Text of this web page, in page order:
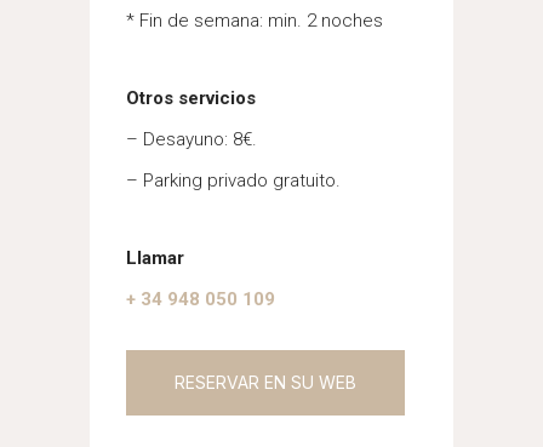
* Fin de semana: min. 2 noches
Otros servicios
– Desayuno: 8€.
– Parking privado gratuito.
Llamar
+ 34 948 050 109
RESERVAR EN SU WEB